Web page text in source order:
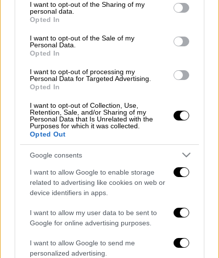
not limited to your visit or usage behaviour. You may click to
grant or deny consent to Google and its third-party tags to
use your data for below specified purposes in below Google
consent section.
I want to opt-out of the Sharing of my
personal data.
Opted In
I want to opt-out of the Sale of my
Personal Data.
Opted In
I want to opt-out of processing my
Personal Data for Targeted Advertising.
Opted In
I want to opt-out of Collection, Use,
Retention, Sale, and/or Sharing of my
Personal Data that Is Unrelated with the
Purposes for which it was collected.
Opted Out
Google consents
I want to allow Google to enable storage
related to advertising like cookies on web or
device identifiers in apps.
I want to allow my user data to be sent to
Google for online advertising purposes.
I want to allow Google to send me
personalized advertising.
ομελέτες φούρνου. Θέλουν ψήσιμο γύρω στα
και βάζετε μέσα ό,τι τραβάει η όρεξή
σας απόλαχανικά καιαλλαντικά
. Είναι πάρα
πολύ εύκολες στην παρασκευή τους και δεν
θα σας προβληματίσουν καθόλου. Το μόνο
που χρειάζεται να θυμάστε είναι ότι για μια
φόρμα με 12 θήκες θα χρειαστείτε 5-6
λαχανικά όπως οι πιπεριές ή τα κερεμμύδια
ή πολύ ζουμερά όπως οι ντομάτες, καλό
είναι πρώτα να τα «μαραίνετε», σοτάροντάς
τα σε ελαιόλαδο στο τηγάνι.
Συνταγή για δημοφιλείς ομελέτες σα
μάφιν με σπανάκι, ζαμπόν και τυρί
Αν θέλετε να φτιάξετε πολύ δημοφιλείς
ομελέτες σα μάφιν μεσπανάκι
ζαμπόν
καιτυρί θα χρειαστείτε:
200 γρ. ζαμπόν της αρεσκείας σας
κομμένο σε κυβάκια (μπορείτε να